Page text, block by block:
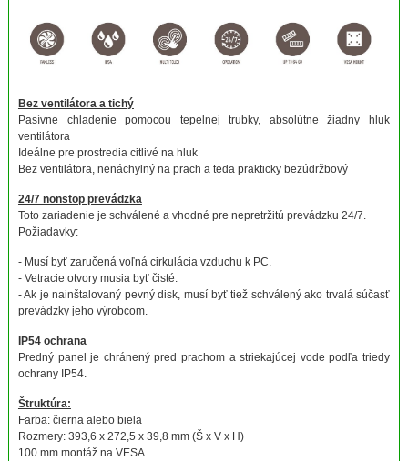
Bez ventilátora a tichý
Pasívne chladenie pomocou tepelnej trubky, absolútne žiadny hluk
ventilátora
Ideálne pre prostredia citlivé na hluk
Bez ventilátora, nenáchylný na prach a teda prakticky bezúdržbový
24/7 nonstop prevádzka
Toto zariadenie je schválené a vhodné pre nepretržitú prevádzku 24/7.
Požiadavky:
- Musí byť zaručená voľná cirkulácia vzduchu k PC.
- Vetracie otvory musia byť čisté.
- Ak je nainštalovaný pevný disk, musí byť tiež schválený ako trvalá súčasť
prevádzky jeho výrobcom.
IP54 ochrana
Predný panel je chránený pred prachom a striekajúcej vode podľa triedy
ochrany IP54.
Štruktúra:
Farba: čierna alebo biela
Rozmery: 393,6 x 272,5 x 39,8 mm (Š x V x H)
100 mm montáž na VESA